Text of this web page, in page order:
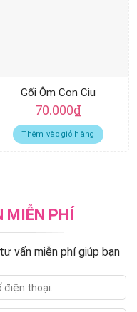
Gối Ôm Con Ciu
70.000₫
Thêm vào giỏ hàng
MIỄN PHÍ
vấn miễn phí giúp bạn